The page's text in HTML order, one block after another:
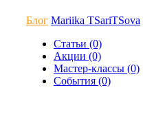
Блог Mariika TSariTSova
Статьи (0)
Акции (0)
Мастер-классы (0)
События (0)